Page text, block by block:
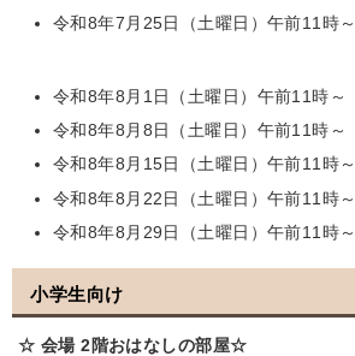
令和8年7月25日（土曜日）午前11時～
令和8年8月1日（土曜日）午前11時～
令和8年8月8日（土曜日）午前11時～
令和8年8月15日（土曜日）午前11時～
令和8年8月22日（土曜日）午前11時～
令和8年8月29日（土曜日）午前11時～
小学生向け
☆ 会場 2階おはなしの部屋☆